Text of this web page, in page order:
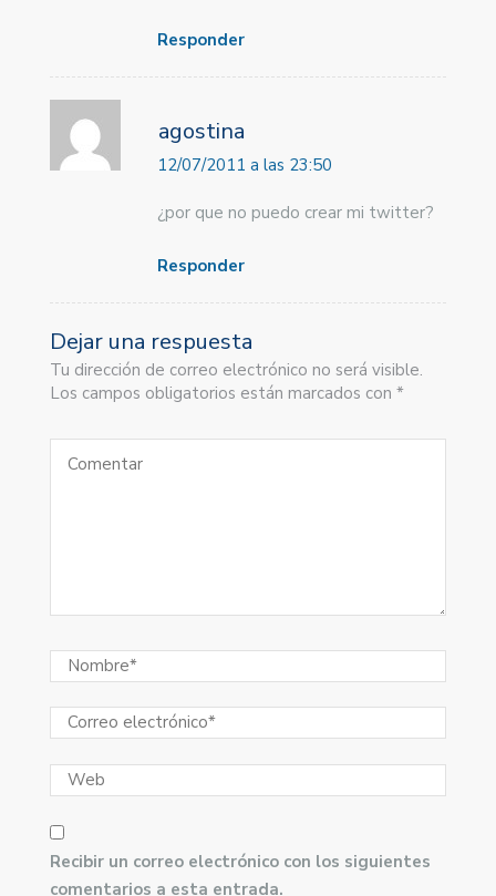
Responder
agostina
12/07/2011 a las 23:50
¿por que no puedo crear mi twitter?
Responder
Dejar una respuesta
Tu dirección de correo electrónico no será visible.
Los campos obligatorios están marcados con *
Recibir un correo electrónico con los siguientes
comentarios a esta entrada.